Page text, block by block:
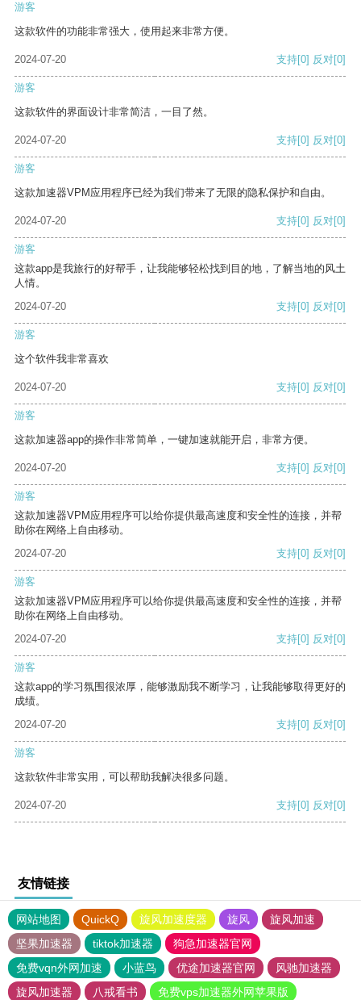
游客
这款软件的功能非常强大，使用起来非常方便。
2024-07-20 支持[0] 反对[0]
游客
这款软件的界面设计非常简洁，一目了然。
2024-07-20 支持[0] 反对[0]
游客
这款加速器VPM应用程序已经为我们带来了无限的隐私保护和自由。
2024-07-20 支持[0] 反对[0]
游客
这款app是我旅行的好帮手，让我能够轻松找到目的地，了解当地的风土
人情。
2024-07-20
支持[0] 反对[0]
游客
这个软件我非常喜欢
2024-07-20 支持[0] 反对[0]
游客
这款加速器app的操作非常简单，一键加速就能开启，非常方便。
2024-07-20 支持[0] 反对[0]
游客
这款加速器VPM应用程序可以给你提供最高速度和安全性的连接，并帮
助你在网络上自由移动。
2024-07-20
支持[0] 反对[0]
游客
这款加速器VPM应用程序可以给你提供最高速度和安全性的连接，并帮
助你在网络上自由移动。
2024-07-20
支持[0] 反对[0]
游客
这款app的学习氛围很浓厚，能够激励我不断学习，让我能够取得更好的
成绩。
2024-07-20
支持[0] 反对[0]
游客
这款软件非常实用，可以帮助我解决很多问题。
2024-07-20 支持[0] 反对[0]
友情链接
网站地图 QuickQ 旋风加速度器 旋风
旋风加速
坚果加速器
tiktok加速器
狗急加速器官网
免费vqn外网加速
小蓝鸟 优途加速器官网
风驰加速器
旋风加速器
八戒看书 免费vps加速器外网苹果版